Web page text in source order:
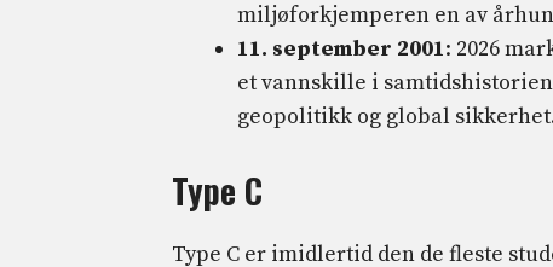
miljøforkjemperen en av
11. september 2001: 2026
et vannskille i
geopolitikk og global
Type C
Type C er imidlertid den de fleste